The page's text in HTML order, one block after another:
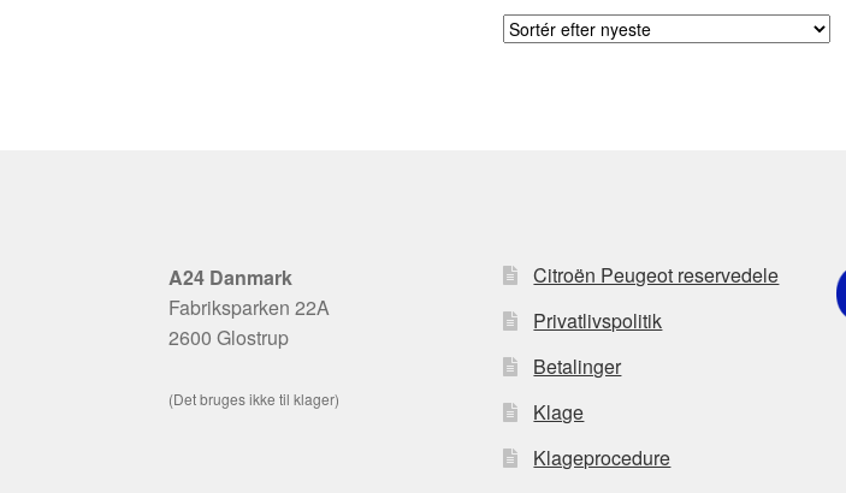
A24 Danmark
Fabriksparken 22A
2600 Glostrup
(Det bruges ikke til klager)
Citroën Peugeot reservedele
Privatlivspolitik
Betalinger
Klage
Klageprocedure